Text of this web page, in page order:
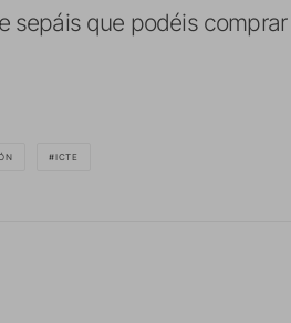
sepáis que podéis
ICTE